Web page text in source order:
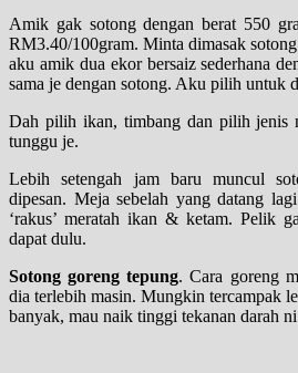
Amik gak sotong dengan berat 550
RM3.40/100gram. Minta dimasak
aku amik dua ekor bersaiz sederhana
sama je dengan sotong. Aku pilih untuk
Dah pilih ikan, timbang dan pilih jenis
tunggu je.
Lebih setengah jam baru muncul
dipesan. Meja sebelah yang datang
‘rakus’ meratah ikan & ketam. Pelik
dapat dulu.
Sotong goreng tepung. Cara goreng
dia terlebih masin. Mungkin tercampak
banyak, mau naik tinggi tekanan darah